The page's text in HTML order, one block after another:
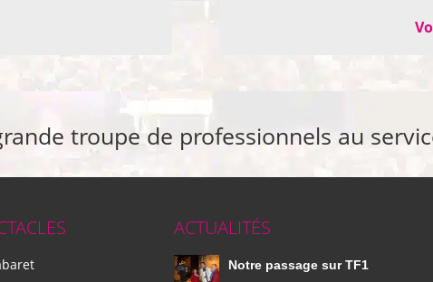
troupe de professionnels au
ACTUALITÉS
Notre passage sur TF1